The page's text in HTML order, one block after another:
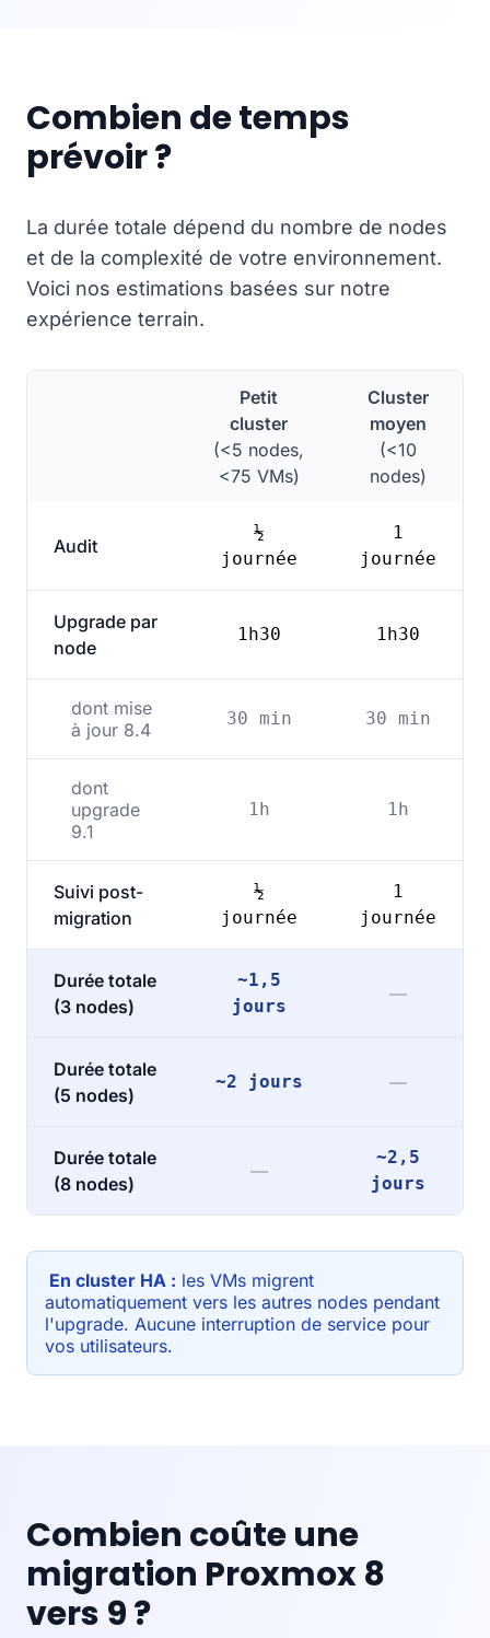
Combien de temps
prévoir ?
La durée totale dépend du nombre de nodes
et de la complexité de votre environnement.
Voici nos estimations basées sur notre
expérience terrain.
Petit
cluster
(<5 nodes,
<75 VMs)
Cluster
moyen
(<10
nodes)
Audit
½
journée
1
journée
Upgrade par
node
1h30 1h30
dont mise
à jour 8.4
30 min 30 min
dont
upgrade
9.1
1h 1h
Suivi post-
migration
½
journée
1
journée
Durée totale
(3 nodes)
~1,5
jours
—
Durée totale
(5 nodes)
~2 jours —
Durée totale
(8 nodes)
—
~2,5
jours
En cluster HA : les VMs migrent
automatiquement vers les autres nodes pendant
l'upgrade. Aucune interruption de service pour
vos utilisateurs.
Combien coûte une
migration Proxmox 8
vers 9 ?